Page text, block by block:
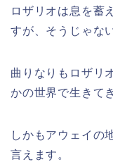
ロザリオは息を蓄
すが、そうじゃな
曲りなりもロザリ
かの世界で生きて
しかもアウェイの
言えます。